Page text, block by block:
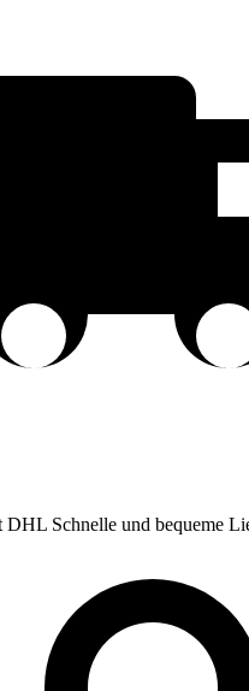
DHL Schnelle und bequeme